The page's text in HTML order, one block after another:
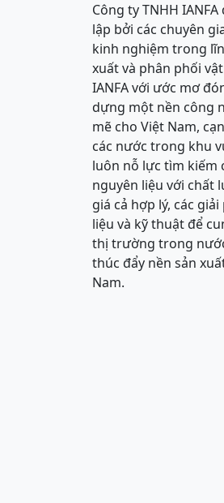
Công ty TNHH
lập bởi các chuyên
kinh nghiệm trong
xuất và phân phối
IANFA với ước mơ
dựng một nền công
mẽ cho Việt Nam,
các nước trong khu
luôn nỗ lực tìm kiếm
nguyên liệu với chất
giá cả hợp lý, các
liệu và kỹ thuật để
thị trường trong
thúc đẩy nền sản
Nam.